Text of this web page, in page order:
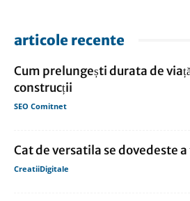
articole recente
Cum prelungești durata de
construcții
SEO Comitnet
Cat de versatila se dovedeste
CreatiiDigitale